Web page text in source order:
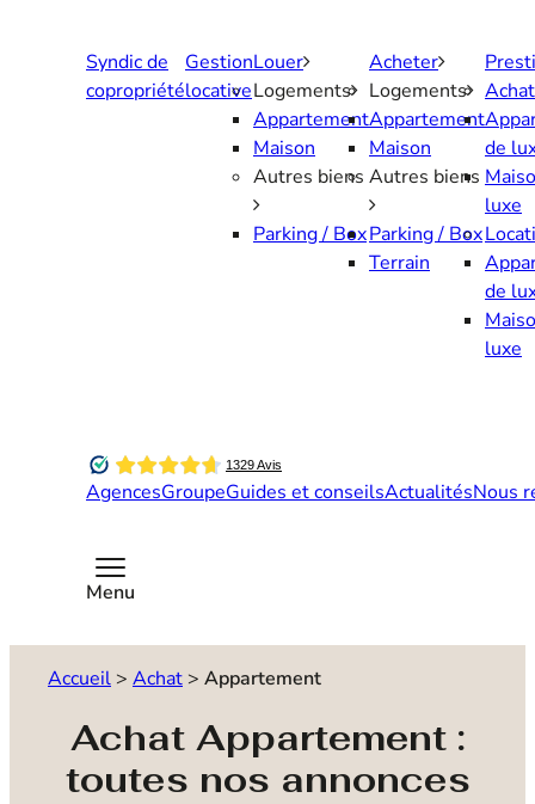
Syndic de
copropriété
Gestion
locative
Louer
Logements
Appartement
Maison
Autres biens
Parking / Box
Acheter
Logements
Appartement
Maison
Autres biens
Parking / Box
Terrain
Achat
de
luxe
de
luxe
AgencesGroupeGuides et conseilsActualitésNous
Menu
Accueil > Achat > Appartement
Achat Appartement :
toutes nos annonces